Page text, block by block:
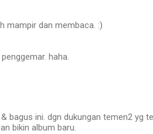
mampir dan membaca. :)
haha.
bagus ini. dgn dukungan temen2 yg
bikin album baru.